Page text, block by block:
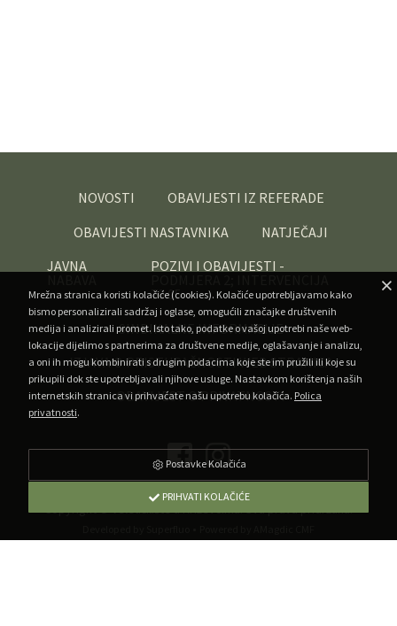
NOVOSTI
OBAVIJESTI IZ REFERADE
OBAVIJESTI NASTAVNIKA
NATJEČAJI
JAVNA
POZIVI I OBAVIJESTI -
70.05
SINDIKALNE INFORMACIJE
IZJAVA O PRISTUPAČNOSTI WEB STRANICA
OBAVIJEST O PRIVATNOSTI
Copyright ©Veleučilište u Križevcima. Sva prava pridržana.
Mrežna stranica koristi kolačiće (cookies). Kolačiće upotrebljavamo kako
bismo personalizirali sadržaj i oglase, omogućili značajke društvenih
medija i analizirali promet. Isto tako, podatke o vašoj upotrebi naše web-
lokacije dijelimo s partnerima za društvene medije, oglašavanje i analizu,
a oni ih mogu kombinirati s drugim podacima koje ste im pružili ili koje su
prikupili dok ste upotrebljavali njihove usluge. Nastavkom korištenja naših
internetskih stranica vi prihvaćate našu upotrebu kolačića. Polica
privatnosti.
Postavke Kolačića
PRIHVATI KOLAČIĆE